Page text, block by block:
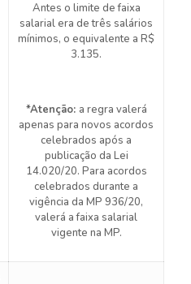
Antes o limite de faixa
salarial era de três salários
mínimos, o equivalente a R$
3.135.
*Atenção: a regra valerá
apenas para novos acordos
celebrados após a
publicação da Lei
14.020/20. Para acordos
celebrados durante a
vigência da MP 936/20,
valerá a faixa salarial
vigente na MP.